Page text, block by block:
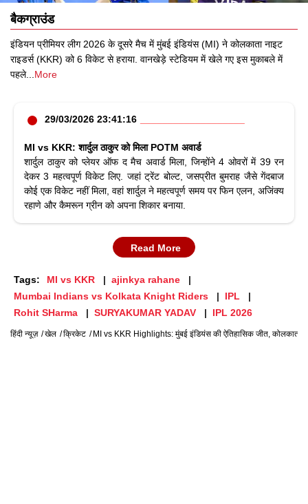
बैकग्राउंड
इंडियन प्रीमियर लीग 2026 के दूसरे मैच में मुंबई इंडियंस (MI) ने कोलकाता नाइट
राइडर्स (KKR) को 6 विकेट से हराया. वानखेड़े स्टेडियम में खेले गए इस मुकाबले में
पहले... More
29/03/2026 23:41:16
MI vs KKR: शार्दुल ठाकुर को मिला POTM अवार्ड
शार्दुल ठाकुर को प्लेयर ऑफ द मैच अवार्ड मिला, जिन्होंने 4 ओवरों में 39 रन
देकर 3 महत्वपूर्ण विकेट लिए. जहां ट्रेंट बोल्ट, जसप्रीत बुमराह जैसे गेंदबाज
कोई एक विकेट नहीं मिला, वहां शार्दुल ने महत्वपूर्ण समय पर फिन एलन, अजिंक्य
रहाणे और कैमरून ग्रीन को अपना शिकार बनाया.
Read More
Tags: MI vs KKR
ajinkya rahane
Mumbai Indians vs Kolkata Knight Riders
IPL
Rohit SHarma
SURYAKUMAR YADAV IPL 2026
हिंदी न्यूज़ खेल क्रिकेट MI vs KKR Highlights: मुंबई इंडियंस की ऐतिहासिक जीत, कोलकाता